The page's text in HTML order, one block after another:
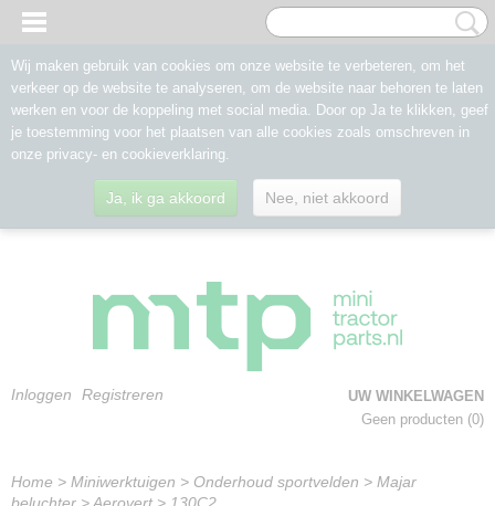
Inloggen Registreren
UW WINKELWAGEN
Geen producten (0)
Home > Miniwerktuigen > Onderhoud sportvelden > Majar
Wij maken gebruik van cookies om onze website te verbeteren, om het
verkeer op de website te analyseren, om de website naar behoren te laten
werken en voor de koppeling met social media. Door op Ja te klikken, geef
je toestemming voor het plaatsen van alle cookies zoals omschreven in
onze privacy- en cookieverklaring.
Ja, ik ga akkoord Nee, niet akkoord